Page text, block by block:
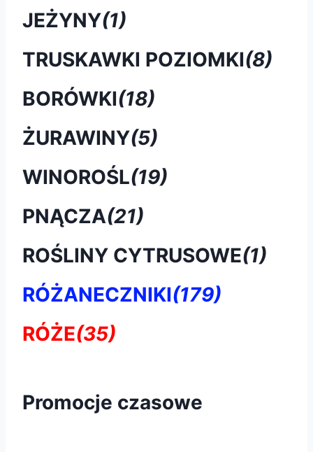
JEŻYNY(1)
TRUSKAWKI POZIOMKI(8)
BORÓWKI(18)
ŻURAWINY(5)
WINOROŚL(19)
PNĄCZA(21)
ROŚLINY CYTRUSOWE(1)
RÓŻANECZNIKI(179)
RÓŻE(35)
Promocje czasowe